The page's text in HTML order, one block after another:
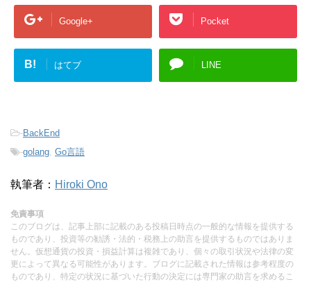
Google+ Pocket
B! はてブ LINE
-BackEnd
-golang Go言語
執筆者： Hiroki Ono
免責事項
このブログは、記事上部に記載のある投稿日時点の一般的な情報を提供する
ものであり、投資等の勧誘・法的・税務上の助言を提供するものではありま
せん。仮想通貨の投資・損益計算は複雑であり、個々の取引状況や法律の変
更によって異なる可能性があります。ブログに記載された情報は参考程度の
ものであり、特定の状況に基づいた行動の決定には専門家の助言を求めるこ